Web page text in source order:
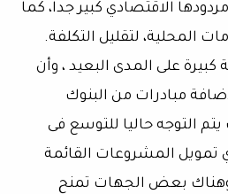
الاقتصادي كبير جدا، كما
المحلية، لتقليل التكلفة.
كبيرة على المدى البعيد ، وأن
مبادرات من البنوك
يتم التوجه حاليا للتوسع فى
تمويل المشروعات القائمة
وهناك بعض الجهات تمنح